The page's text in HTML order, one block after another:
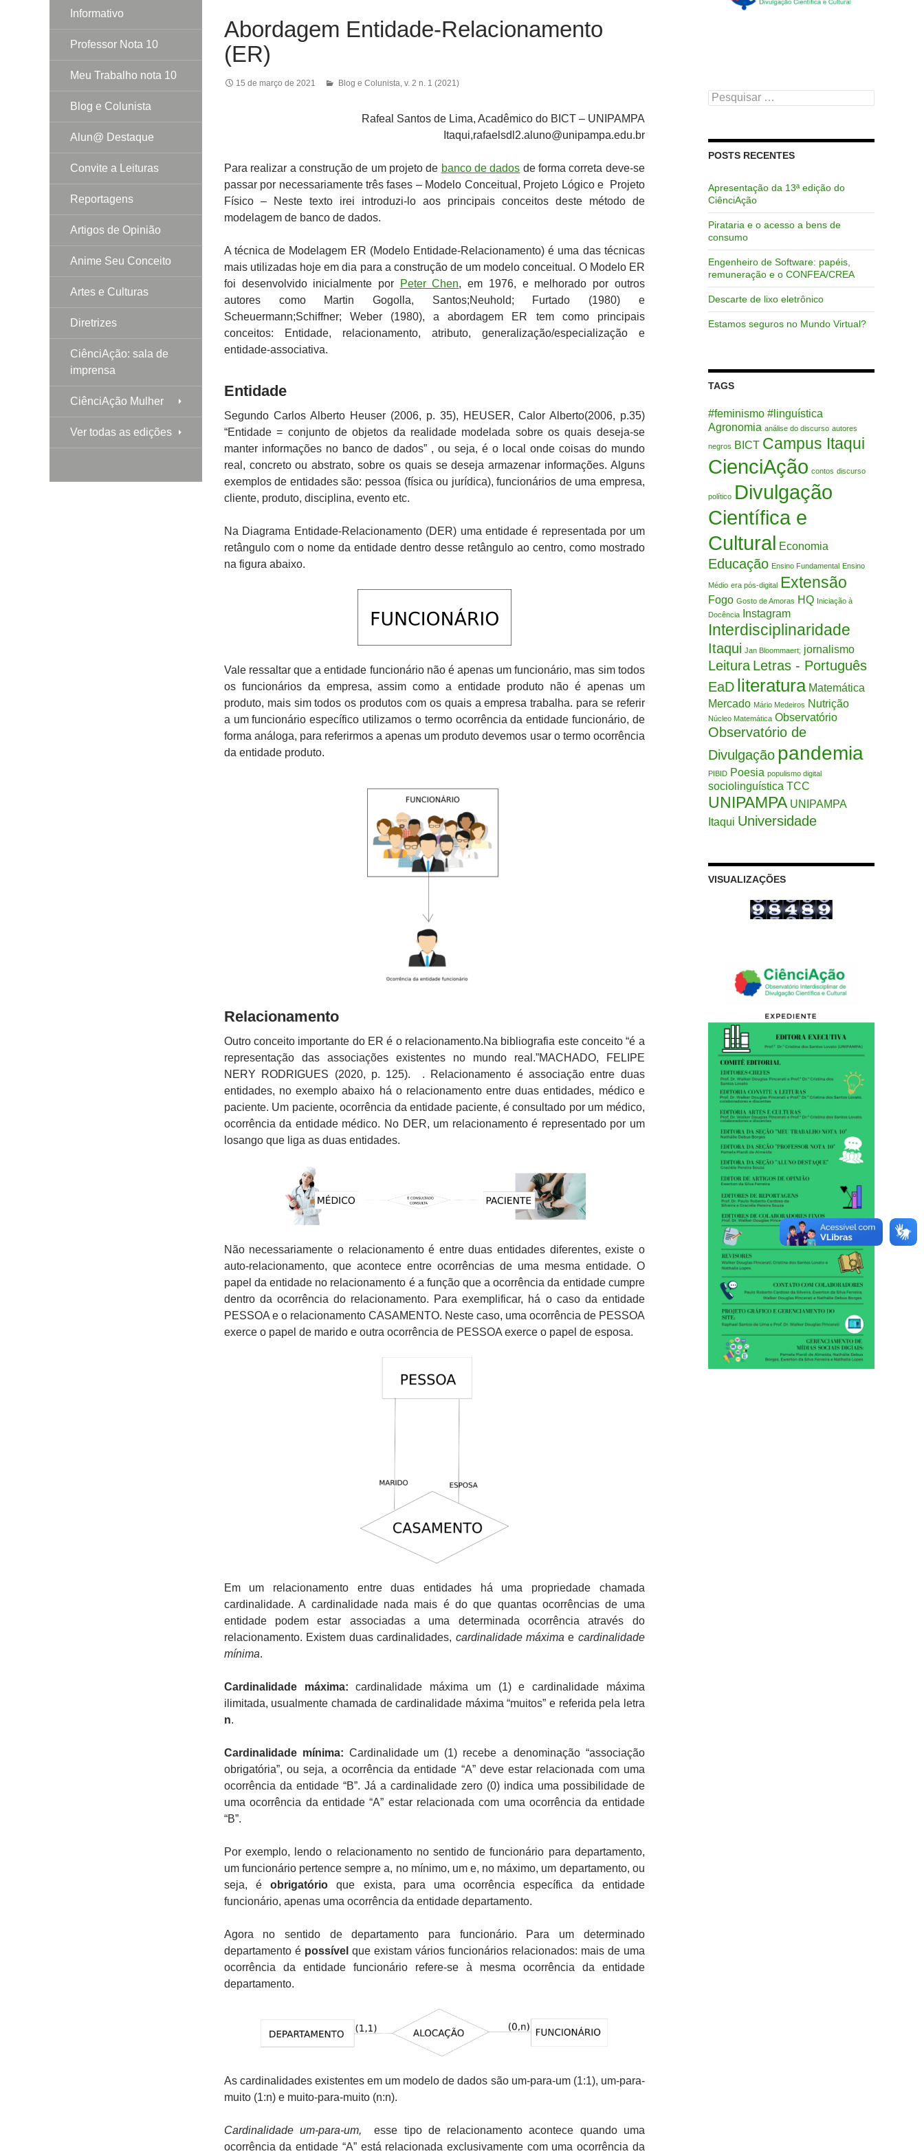
Abordagem Entidade-Relacionamento
(ER)
15 de março de 2021 Blog e Colunista v. 2 n. 1 (2021)
Rafeal Santos de Lima, Acadêmico do BICT – UNIPAMPA
Itaqui,rafaelsdl2.aluno@unipampa.edu.br
Para realizar a construção de um projeto de banco de dados de forma correta deve-se
passar por necessariamente três fases – Modelo Conceitual, Projeto Lógico e Projeto
Físico – Neste texto irei introduzi-lo aos principais conceitos deste método de
modelagem de banco de dados.
A técnica de Modelagem ER (Modelo Entidade-Relacionamento) é uma das técnicas
mais utilizadas hoje em dia para a construção de um modelo conceitual. O Modelo ER
foi desenvolvido inicialmente por
Peter Chen, em 1976, e melhorado por outros
autores como Martin Gogolla, Santos;Neuhold; Furtado (1980) e
Scheuermann;Schiffner; Weber (1980), a abordagem ER tem como principais
conceitos: Entidade, relacionamento, atributo, generalização/especialização e
entidade-associativa.
Entidade
Segundo Carlos Alberto Heuser (2006, p. 35), HEUSER, Calor Alberto(2006, p.35)
“Entidade = conjunto de objetos da realidade modelada sobre os quais deseja-se
manter informações no banco de dados” , ou seja, é o local onde coisas do mundo
real, concreto ou abstrato, sobre os quais se deseja armazenar informações. Alguns
exemplos de entidades são: pessoa (física ou jurídica), funcionários de uma empresa,
cliente, produto, disciplina, evento etc.
Na Diagrama Entidade-Relacionamento (DER) uma entidade é representada por um
retângulo com o nome da entidade dentro desse retângulo ao centro, como mostrado
na figura abaixo.
Vale ressaltar que a entidade funcionário não é apenas um funcionário, mas sim todos
os funcionários da empresa, assim como a entidade produto não é apenas um
produto, mais sim todos os produtos com os quais a empresa trabalha. para se referir
a um funcionário específico utilizamos o termo ocorrência da entidade funcionário, de
forma análoga, para referirmos a apenas um produto devemos usar o termo ocorrência
da entidade produto.
Relacionamento
Outro conceito importante do ER é o relacionamento.Na bibliografia este conceito“é a
representação das associações existentes no mundo real.”MACHADO, FELIPE
NERY RODRIGUES (2020, p. 125). . Relacionamento é associação entre duas
entidades, no exemplo abaixo há o relacionamento entre duas entidades, médico e
paciente. Um paciente, ocorrência da entidade paciente, é consultado por um médico,
ocorrência da entidade médico. No DER, um relacionamento é representado por um
losango que liga as duas entidades.
Não necessariamente o relacionamento é entre duas entidades diferentes, existe o
auto-relacionamento, que acontece entre ocorrências de uma mesma entidade. O
papel da entidade no relacionamento é a função que a ocorrência da entidade cumpre
dentro da ocorrência do relacionamento. Para exemplificar, há o caso da entidade
PESSOA e o relacionamento CASAMENTO. Neste caso, uma ocorrência de PESSOA
exerce o papel de marido e outra ocorrência de PESSOA exerce o papel de esposa.
Em um relacionamento entre duas entidades há uma propriedade chamada
cardinalidade. A cardinalidade nada mais é do que quantas ocorrências de uma
entidade podem estar associadas a uma determinada ocorrência através do
relacionamento. Existem duas cardinalidades, cardinalidade máxima e cardinalidade
mínima.
Cardinalidade máxima: cardinalidade máxima um (1) e cardinalidade máxima
ilimitada, usualmente chamada de cardinalidade máxima “muitos” e referida pela letra
n.
Cardinalidade mínima: Cardinalidade um (1) recebe a denominação “associação
obrigatória”, ou seja, a ocorrência da entidade “A” deve estar relacionada com uma
ocorrência da entidade “B”. Já a cardinalidade zero (0) indica uma possibilidade de
uma ocorrência da entidade “A” estar relacionada com uma ocorrência da entidade
“B”.
Por exemplo, lendo o relacionamento no sentido de funcionário para departamento,
um funcionário pertence sempre a, no mínimo, um e, no máximo, um departamento, ou
seja, é obrigatório que exista, para uma ocorrência específica da entidade
funcionário, apenas uma ocorrência da entidade departamento.
Agora no sentido de departamento para funcionário. Para um determinado
departamento é possível que existam vários funcionários relacionados: mais de uma
ocorrência da entidade funcionário refere-se à mesma ocorrência da entidade
departamento.
As cardinalidades existentes em um modelo de dados são um-para-um (1:1), um-para-
muito (1:n) e muito-para-muito (n:n).
Cardinalidade um-para-um,
esse tipo de relacionamento acontece quando uma
ocorrência da entidade “A” está relacionada exclusivamente com uma ocorrência da
Pesquisar
por:
POSTS RECENTES
Apresentação da 13ª edição do
CiênciAção
Pirataria e o acesso a bens de
consumo
Engenheiro de Software: papéis,
remuneração e o CONFEA/CREA
Descarte de lixo eletrônico
Estamos seguros no Mundo Virtual?
TAGS
#feminismo #linguística
Agronomia análise do discurso autores
negros BICT Campus Itaqui
CienciAção contos discurso
político Divulgação
Científica e
Cultural Economia
Educação Ensino Fundamental Ensino
Médio era pós-digital Extensão
Fogo Gosto de Amoras HQ Iniciação à
Docência Instagram
Interdisciplinaridade
Itaqui Jan Bloommaert; jornalismo
Leitura Letras - Português
EaD literatura Matemática
Mercado Mário Medeiros Nutrição
Núcleo Matemática Observatório
Observatório de
Divulgação pandemia
PIBID Poesia populismo digital
sociolinguística TCC
UNIPAMPA UNIPAMPA
Itaqui Universidade
VISUALIZAÇÕES
Informativo
Professor Nota 10
Meu Trabalho nota 10
Blog e Colunista
Alun@ Destaque
Convite a Leituras
Reportagens
Artigos de Opinião
Anime Seu Conceito
Artes e Culturas
Diretrizes
CiênciAção: sala de
imprensa
CiênciAção Mulher
Ver todas as edições